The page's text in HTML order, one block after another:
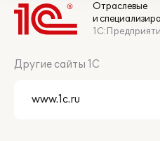
Отраслевые
и
Другие сайты 1С